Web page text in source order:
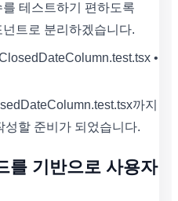
테스트하기 편하도록
트로 분리하겠습니다.
•
까지
성할 준비가 되었습니다.
를 기반으로 사용자